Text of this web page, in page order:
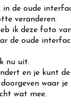
in de oude
veranderen.
ik deze foto
de oude
nu uit.
en je kunt
waar
wat mee.